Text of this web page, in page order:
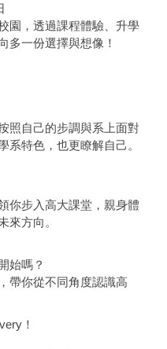
園，透過課程體驗、升學
多一份選擇與想像！
照自己的步調與系上面對
系特色，也更瞭解自己。
你步入高大課堂，親身體
來方向。
始嗎？
帶你從不同角度認識高
！